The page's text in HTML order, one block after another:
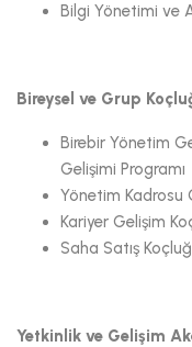
Bilgi Yönetimi ve
Bireysel ve Grup
Birebir Yönetim
Gelişimi Programı
Yönetim Kadrosu
Kariyer Gelişim
Saha Satış
Yetkinlik ve Gelişim